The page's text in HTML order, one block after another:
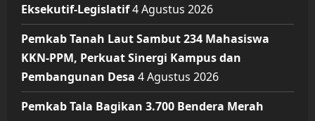
Eksekutif-Legislatif4 Agustus 2026
Pemkab Tanah Laut Sambut 234 Mahasiswa
KKN-PPM, Perkuat Sinergi Kampus dan
Pembangunan Desa 4 Agustus 2026
Pemkab Tala Bagikan 3.700 Bendera Merah